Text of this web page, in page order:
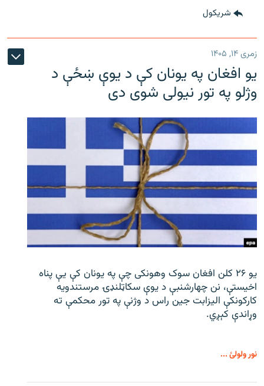
شريکول
زمری ۱۴, ۱۴۰۵
یو افغان په یونان کې د یوې ښځې د
وژلو په تور نیولی شوی دی
یو ۲۶ کلن افغان سوک‌ وهونکی چې په یونان کې یې پناه
اخیستې، نن چهارشنبې د یوې سکاټلنډۍ مرستندویه
کارکونکې الیزابت جین راس د وژنې په تور محکمې ته
وړاندې کېږي.
نور ولولئ ...